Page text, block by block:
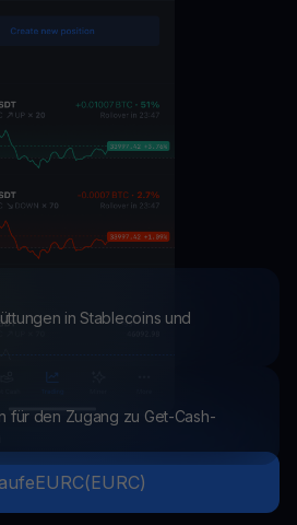
in Stablecoins und
für den Zugang zu Get-Cash-
EURC(EURC)